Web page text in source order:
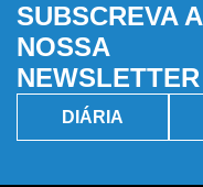
SUBSCREVA A
NOSSA
NEWSLETTER
DIÁRIA